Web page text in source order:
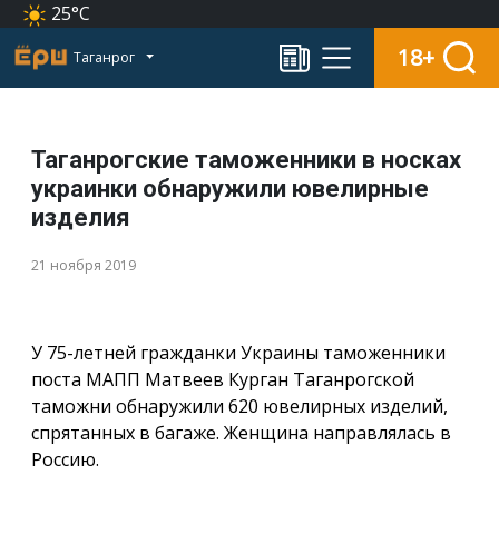
25°C
Таганрог 18+
Таганрогские таможенники в носках
украинки обнаружили ювелирные
изделия
21 ноября 2019
У 75-летней гражданки Украины таможенники
поста МАПП Матвеев Курган Таганрогской
таможни обнаружили 620 ювелирных изделий,
спрятанных в багаже. Женщина направлялась в
Россию.